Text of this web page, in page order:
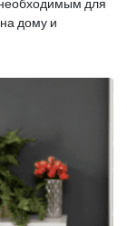
для
дому и